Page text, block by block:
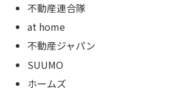
不動産連合隊
at home
不動産ジャパン
SUUMO
ホームズ